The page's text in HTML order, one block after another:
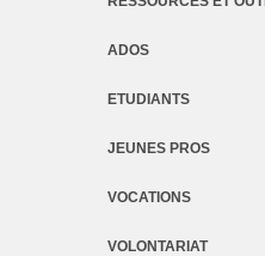
ADOS
ETUDIANTS
JEUNES PROS
VOCATIONS
VOLONTARIAT